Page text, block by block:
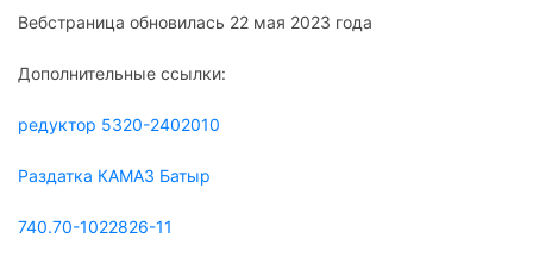
Вебстраница обновилась 22 мая 2023 года
Дополнительные ссылки:
редуктор 5320-2402010
Раздатка КАМАЗ Батыр
740.70-1022826-11